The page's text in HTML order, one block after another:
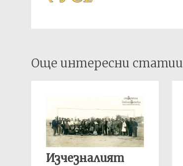
Post
navigation
Още интересни статии
Изчезналият